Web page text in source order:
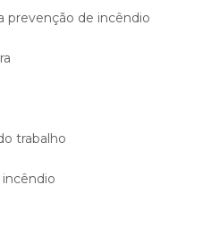
prevenção de incêndio
trabalho
incêndio